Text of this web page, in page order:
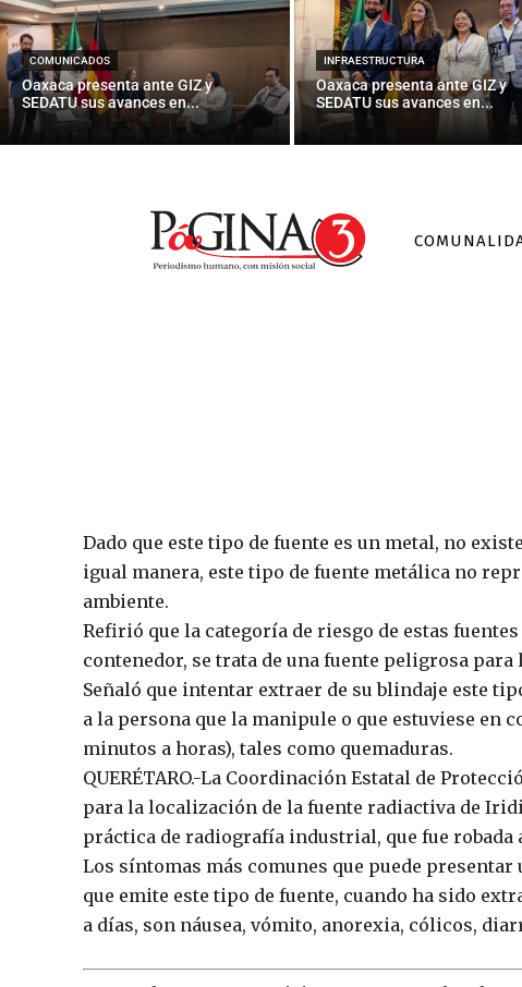
COMUNICADOS
Oaxaca presenta ante GIZ y
SEDATU sus avances en...
INFRAESTRUCTURA
Oaxaca presenta ante GIZ y
SEDATU sus avances en...
Dado que este tipo de fuente es un metal, no
igual manera, este tipo de fuente metálica no
ambiente.
Refirió que la categoría de riesgo de estas
contenedor, se trata de una fuente peligrosa para
Señaló que intentar extraer de su blindaje este
a la persona que la manipule o que estuviese en
minutos a horas), tales como quemaduras.
QUERÉTARO.-La Coordinación Estatal de
para la localización de la fuente radiactiva de
práctica de radiografía industrial, que fue robada
Los síntomas más comunes que puede
que emite este tipo de fuente, cuando ha sido
a días, son náusea, vómito, anorexia, cólicos,